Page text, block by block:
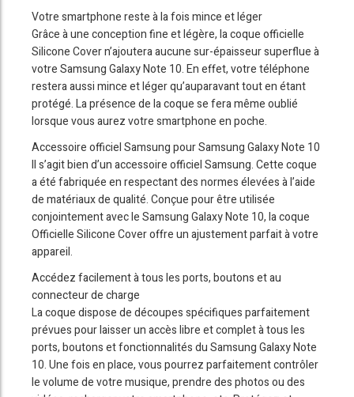
Votre smartphone reste à la fois mince et léger
Grâce à une conception fine et légère, la coque officielle
Silicone Cover n’ajoutera aucune sur-épaisseur superflue à
votre Samsung Galaxy Note 10. En effet, votre téléphone
restera aussi mince et léger qu’auparavant tout en étant
protégé. La présence de la coque se fera même oublié
lorsque vous aurez votre smartphone en poche.
Accessoire officiel Samsung pour Samsung Galaxy Note 10
Il s’agit bien d’un accessoire officiel Samsung. Cette coque
a été fabriquée en respectant des normes élevées à l’aide
de matériaux de qualité. Conçue pour être utilisée
conjointement avec le Samsung Galaxy Note 10, la coque
Officielle Silicone Cover offre un ajustement parfait à votre
appareil.
Accédez facilement à tous les ports, boutons et au
connecteur de charge
La coque dispose de découpes spécifiques parfaitement
prévues pour laisser un accès libre et complet à tous les
ports, boutons et fonctionnalités du Samsung Galaxy Note
10. Une fois en place, vous pourrez parfaitement contrôler
le volume de votre musique, prendre des photos ou des